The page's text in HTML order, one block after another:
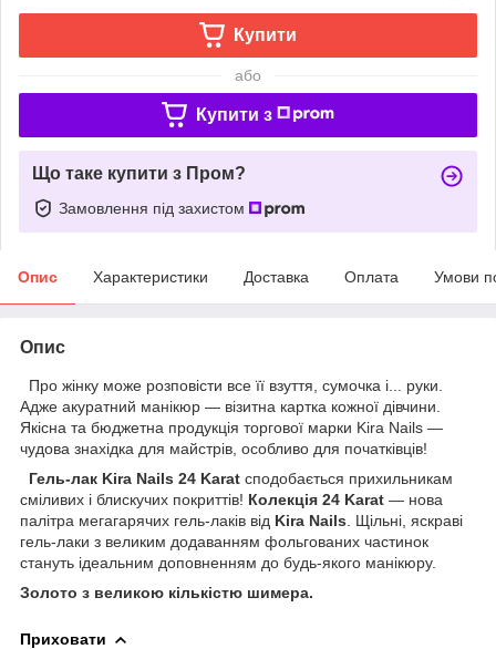
Купити
або
Купити з
Що таке купити з Пром?
Замовлення під захистом
Опис Характеристики Доставка Оплата Умови
Опис
Про жінку може розповісти все її взуття, сумочка і... руки.
Адже акуратний манікюр — візитна картка кожної дівчини.
Якісна та бюджетна продукція торгової марки Kira Nails —
чудова знахідка для майстрів, особливо для початківців!
Гель-лак Kira Nails 24 Karat сподобається прихильникам
сміливих і блискучих покриттів! Колекція 24 Karat — нова
палітра мегагарячих гель-лаків від Kira Nails . Щільні, яскраві
гель-лаки з великим додаванням фольгованих частинок
стануть ідеальним доповненням до будь-якого манікюру.
Золото з великою кількістю шимера.
Приховати